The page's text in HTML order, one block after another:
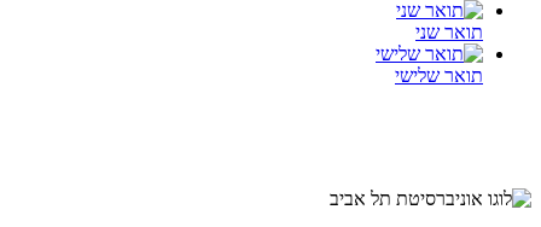
תואר שני
תואר שלישי